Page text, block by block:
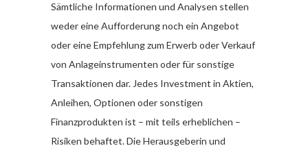
Sämtliche Informationen und Analysen stellen
weder eine Aufforderung noch ein Angebot
oder eine Empfehlung zum Erwerb oder Verkauf
von Anlageinstrumenten oder für sonstige
Transaktionen dar. Jedes Investment in Aktien,
Anleihen, Optionen oder sonstigen
Finanzprodukten ist – mit teils erheblichen –
Risiken behaftet. Die Herausgeberin und